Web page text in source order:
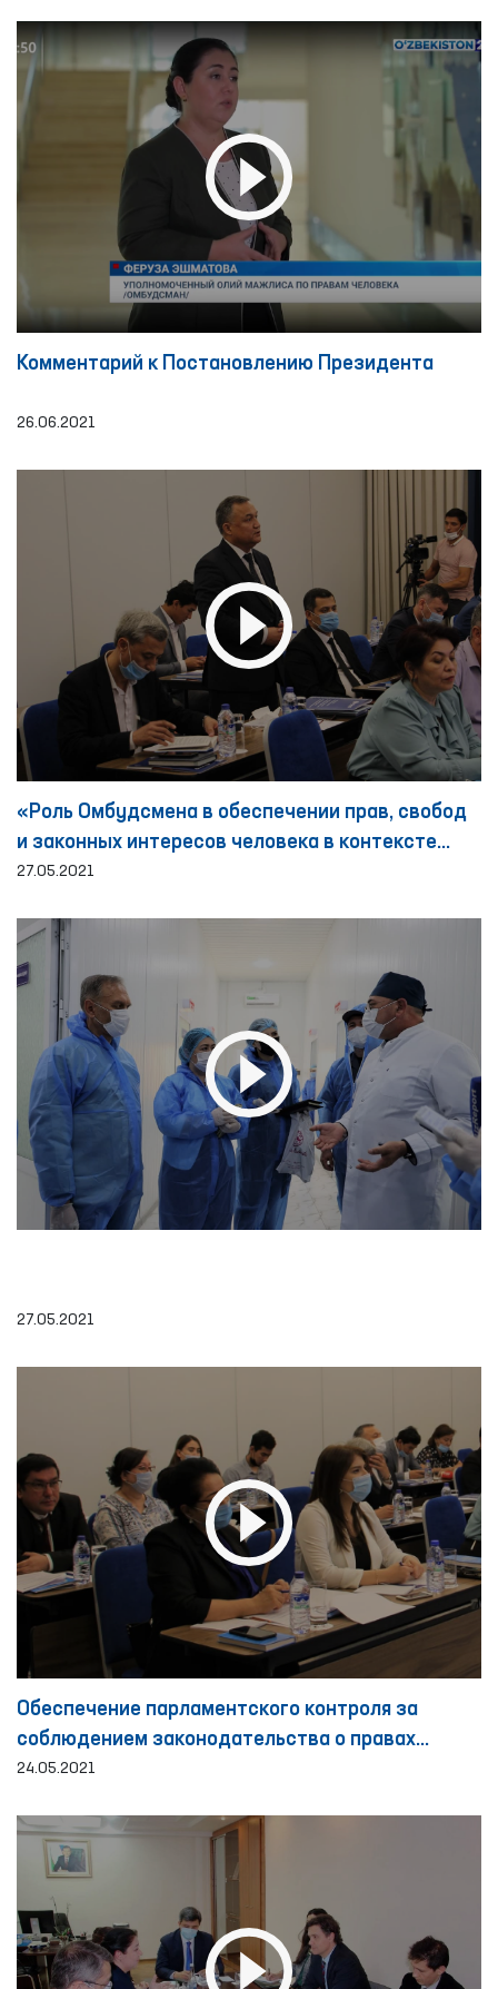
Комментарий к Постановлению Президента
26.06.2021
«Роль Омбудсмена в обеспечении прав, свобод
и законных интересов человека в контексте
проводимых реформ»
27.05.2021
27.05.2021
Обеспечение парламентского контроля за
соблюдением законодательства о правах
человека
24.05.2021